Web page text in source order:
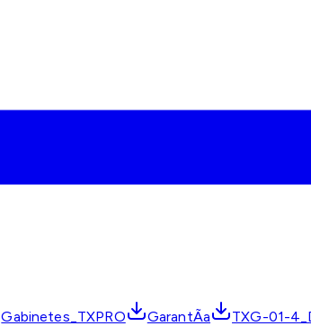
Gabinetes_TXPRO GarantÃ­a TXG-01-